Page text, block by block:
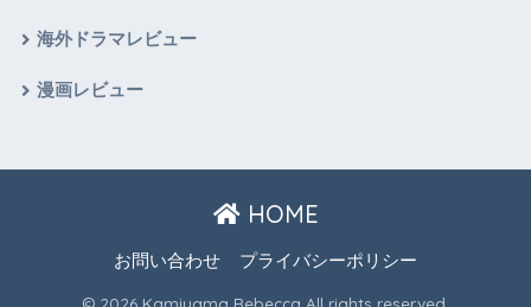
海外ドラマレビュー
漫画レビュー
HOME
お問い合わせ プライバシーポリシー
© 2026 Kamiyama Rebecca All rights reserved.